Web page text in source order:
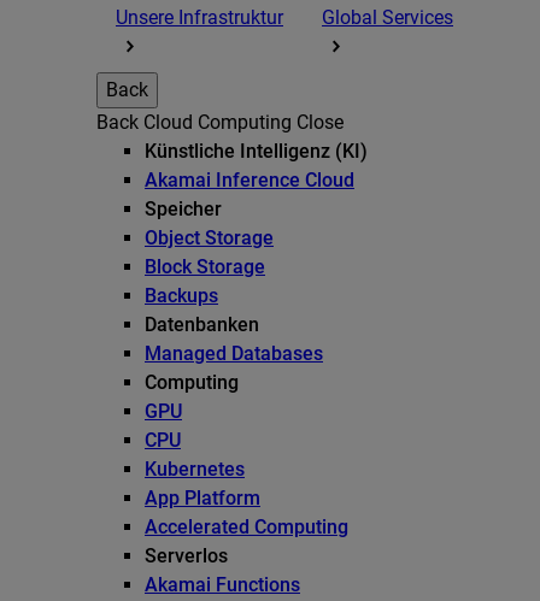
Unsere Infrastruktur Global Services
Back
Back Cloud Computing Close
Künstliche Intelligenz (KI)
Akamai Inference Cloud
Speicher
Object Storage
Block Storage
Backups
Datenbanken
Managed Databases
Computing
GPU
CPU
Kubernetes
App Platform
Accelerated Computing
Serverlos
Akamai Functions